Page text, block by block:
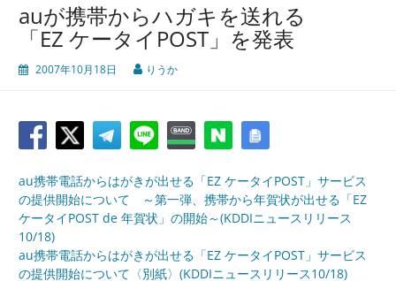
auが携帯からハガキを送れる
「EZ ケータイPOST」を発表
2007年10月18日 りうか
au携帯電話からはがきが出せる「EZ ケータイPOST」サービス
の提供開始について ～第一弾、携帯から年賀状が出せる「EZ
ケータイPOST de 年賀状」の開始～(KDDIニュースリリース
10/18)
au携帯電話からはがきが出せる「EZ ケータイPOST」サービス
の提供開始について〈別紙〉(KDDIニュースリリース10/18)